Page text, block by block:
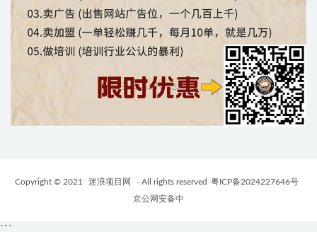
Copyright © 2021 迷浪项目网 - All rights reserved 粤ICP备2024227646号
京公网安备中
```